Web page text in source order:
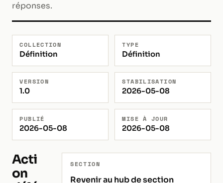
réponses.
COLLECTION
Définition
TYPE
Définition
VERSION
1.0
STABILISATION
2026-05-08
PUBLIÉ
2026-05-08
MISE À JOUR
2026-05-08
Acti
on
SECTION
Revenir au hub de section